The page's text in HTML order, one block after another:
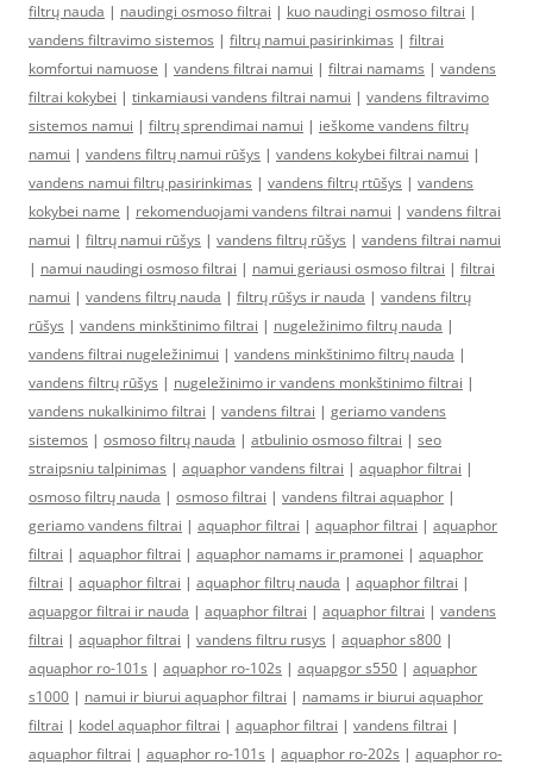
filtrų nauda | naudingi osmoso filtrai | kuo naudingi osmoso filtrai |
vandens filtravimo sistemos | filtrų namui pasirinkimas | filtrai
komfortui namuose | vandens filtrai namui | filtrai namams | vandens
filtrai kokybei | tinkamiausi vandens filtrai namui | vandens filtravimo
sistemos namui | filtrų sprendimai namui | ieškome vandens filtrų
namui | vandens filtrų namui rūšys | vandens kokybei filtrai namui |
vandens namui filtrų pasirinkimas | vandens filtrų rtūšys | vandens
kokybei name | rekomenduojami vandens filtrai namui | vandens filtrai
namui | filtrų namui rūšys | vandens filtrų rūšys | vandens filtrai namui
| namui naudingi osmoso filtrai | namui geriausi osmoso filtrai | filtrai
namui | vandens filtrų nauda | filtrų rūšys ir nauda | vandens filtrų
rūšys | vandens minkštinimo filtrai | nugeležinimo filtrų nauda |
vandens filtrai nugeležinimui | vandens minkštinimo filtrų nauda |
vandens filtrų rūšys | nugeležinimo ir vandens monkštinimo filtrai |
vandens nukalkinimo filtrai | vandens filtrai | geriamo vandens
sistemos | osmoso filtrų nauda | atbulinio osmoso filtrai | seo
straipsniu talpinimas | aquaphor vandens filtrai | aquaphor filtrai |
osmoso filtrų nauda | osmoso filtrai | vandens filtrai aquaphor |
geriamo vandens filtrai | aquaphor filtrai | aquaphor filtrai | aquaphor
filtrai | aquaphor filtrai | aquaphor namams ir pramonei | aquaphor
filtrai | aquaphor filtrai | aquaphor filtrų nauda | aquaphor filtrai |
aquapgor filtrai ir nauda | aquaphor filtrai | aquaphor filtrai | vandens
filtrai | aquaphor filtrai | vandens filtru rusys | aquaphor s800 |
aquaphor ro-101s | aquaphor ro-102s | aquapgor s550 | aquaphor
s1000 | namui ir biurui aquaphor filtrai | namams ir biurui aquaphor
filtrai | kodel aquaphor filtrai | aquaphor filtrai | vandens filtrai |
aquaphor filtrai | aquaphor ro-101s | aquaphor ro-202s | aquaphor ro-